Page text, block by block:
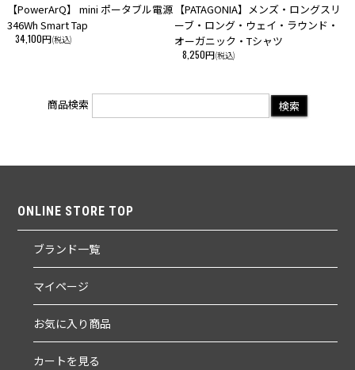
【PowerArQ】 mini ポータブル電源
346Wh Smart Tap
34,100円(税込)
【PATAGONIA】メンズ・ロングスリ
ーブ・ロング・ウェイ・ラウンド・
オーガニック・Tシャツ
8,250円(税込)
商品検索
ONLINE STORE TOP
ブランド一覧
マイページ
お気に入り商品
カートを見る